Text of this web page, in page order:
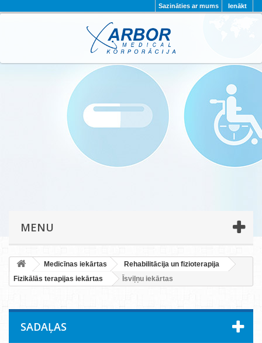
Ienākt
Sazināties ar mums
PAR MUMS PROJEKTI
KONTAKTI
PRIVĀTUMA POLITIKA
MENU
Medicīnas iekārtas
Rehabilitācija un fizioterapija
Fizikālās terapijas iekārtas
Īsviļņu iekārtas
SADAĻAS